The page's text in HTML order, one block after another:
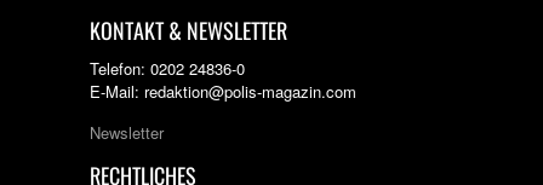
KONTAKT & NEWSLETTER
Telefon: 0202 24836-0
E-Mail: redaktion@polis-magazin.com
Newsletter
RECHTLICHES